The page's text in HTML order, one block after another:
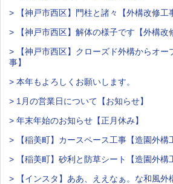
> 【神戸市西区】門柱と諸々【外構改修工
> 【神戸市西区】解体の様子です【外構改
> 【神戸市西区】クローズド外構からオー
事】
> 本年もよろしくお願いします。
> 1月の営業日について【お知らせ】
> 年末年始のお知らせ【正月休み】
> 【稲美町】カースペース工事【造園外構
> 【稲美町】砂利と防草シート【造園外構
> 【インスタ】ああ、ええなぁ。な和風外